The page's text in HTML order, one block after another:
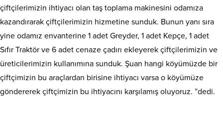
çiftçilerimizin ihtiyacı olan taş toplama makinesini odamıza
kazandırarak çiftçilerimizin hizmetine sunduk. Bunun yanı sıra
yine odamız envanterine 1 adet Greyder, 1 adet Kepçe, 1 adet
Sıfır Traktör ve 6 adet cenaze çadırı ekleyerek çiftçilerimizin ve
üreticilerimizin kullanımına sunduk. Şuan hangi köyümüzde bir
çiftçimizin bu araçlardan birisine ihtiyacı varsa o köyümüze
göndererek çiftçimizin bu ihtiyacını karşılamış oluyoruz. ”dedi.